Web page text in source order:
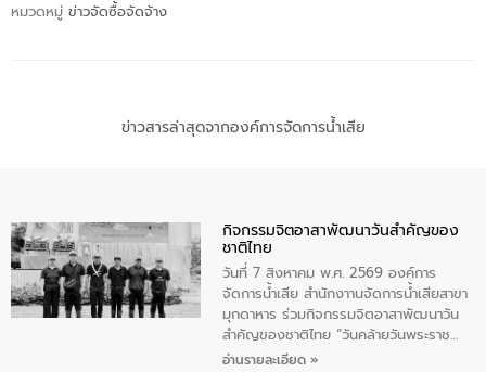
หมวดหมู่ ข่าวจัดซื้อจัดจ้าง
ข่าวสารล่าสุดจากองค์การจัดการน้ำเสีย
กิจกรรมจิตอาสาพัฒนาวันสําคัญของ
ชาติไทย
วันที่ 7 สิงหาคม พ.ศ. 2569 องค์การ
จัดการน้ำเสีย สำนักงาานจัดการน้ำเสียสาขา
มุกดาหาร ร่วมกิจกรรมจิตอาสาพัฒนาวัน
สําคัญของชาติไทย “วันคล้ายวันพระราช
สมภพ สมเด็จพระนางเจ้าสิริกิติ์พระบรม
อ่านรายละเอียด »